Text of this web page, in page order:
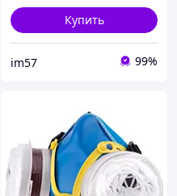
Купить
im57 99%